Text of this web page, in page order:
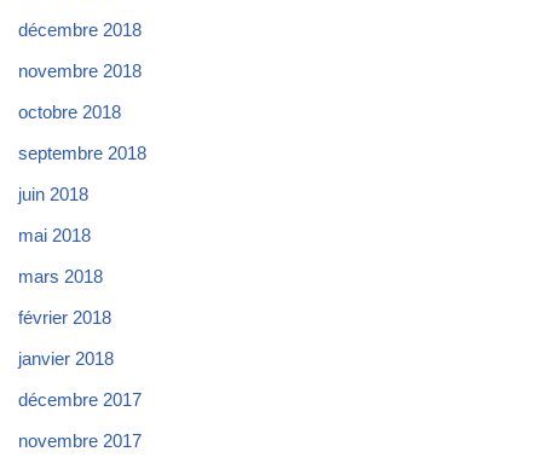
décembre 2018
novembre 2018
octobre 2018
septembre 2018
juin 2018
mai 2018
mars 2018
février 2018
janvier 2018
décembre 2017
novembre 2017